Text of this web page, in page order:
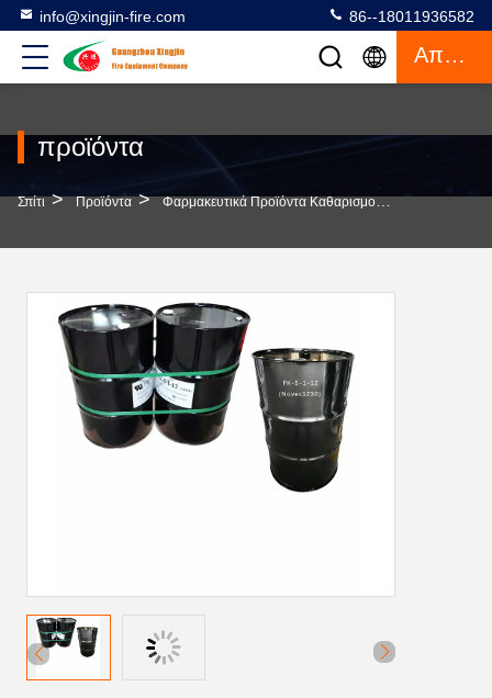
info@xingjin-fire.com 86--18011936582
Απόσπασμα
προϊόντα
Σπίτι > Προϊόντα > Φαρμακευτικά Προϊόντα Καθαρισμού >